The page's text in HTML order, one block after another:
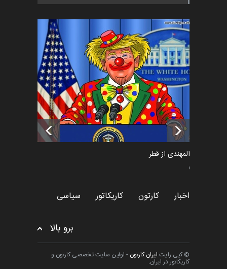
اخبار 5 ماه قبل
فراخوان رویداد کارگاهی کارتون و
پوستر "ایران سربل…
اخبار 6 ماه قبل
تسلیت به همکار | سهراب خیری
اخبار 6 ماه قبل
سعد المهندی از قطر
سیاسی
اخبار کارتون کاریکاتور سیاسی
برو بالا
© کپی رایت ایران کارتون - اولین سایت تخصصی کارتون و
کاریکاتور در ایران.